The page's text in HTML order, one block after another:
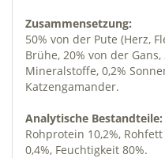
Zusammensetzung:
50% von der Pute (Herz,
Brühe, 20% von der Gans,
Mineralstoffe, 0,2%
Katzengamander.
Analytische Bestandteile:
Rohprotein 10,2%,
0,4%, Feuchtigkeit 80%.